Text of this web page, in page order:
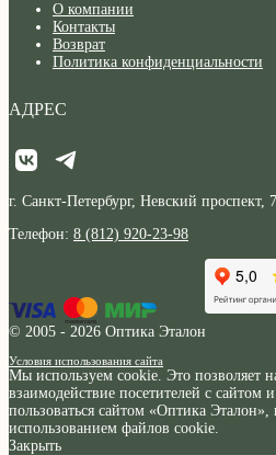
О компании
Контакты
Возврат
Политика конфиденциальности
АДРЕС
г. Санкт-Петербург, Невский проспект,
Телефон: 8 (812) 920-23-98
© 2005 - 2026 Оптика Эталон
Условия использования сайта
Мы используем cookie. Это позволяет
взаимодействие посетителей с сайтом
пользоваться сайтом «Оптика Эталон»,
использованием файлов cookie.
Закрыть